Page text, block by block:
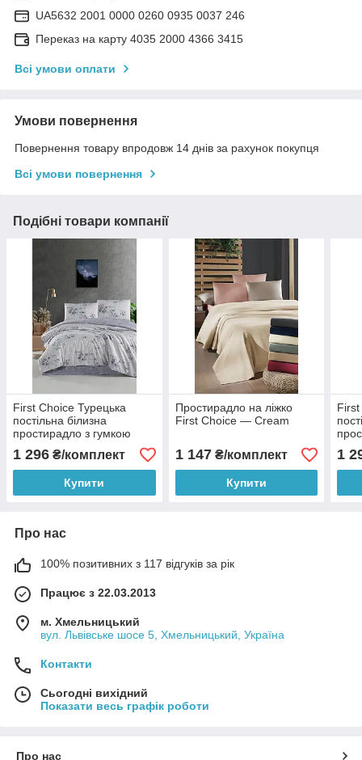
UA5632 2001 0000 0260 0935 0037 246
Переказ на карту 4035 2000 4366 3415
Всі умови оплати
Умови повернення
Повернення товару впродовж 14 днів за рахунок покупця
Всі умови повернення
Подібні товари компанії
First Choice Турецька
постільна білизна
простирадло з гумкою
Ranforce Homesko - Mary
Gray
1 296 ₴/комплект
Купити
Простирадло на ліжко
First Choice — Cream
1 147₴/комплект
Купити
First
1
Про нас
100% позитивних з 117 відгуків за рік
Працює з 22.03.2013
м. Хмельницький
вул. Львівське шосе 5, Хмельницький, Україна
Контакти
Сьогодні вихідний
Показати весь графік роботи
Про нас